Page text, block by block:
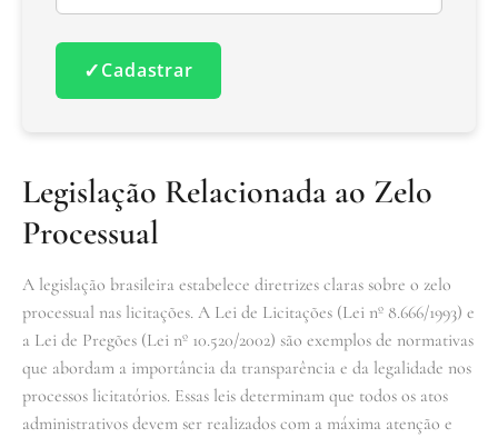
✓Cadastrar
Legislação Relacionada ao Zelo
Processual
A legislação brasileira estabelece diretrizes claras sobre o zelo
processual nas licitações. A Lei de Licitações (Lei nº 8.666/1993) e
a Lei de Pregões (Lei nº 10.520/2002) são exemplos de normativas
que abordam a importância da transparência e da legalidade nos
processos licitatórios. Essas leis determinam que todos os atos
administrativos devem ser realizados com a máxima atenção e